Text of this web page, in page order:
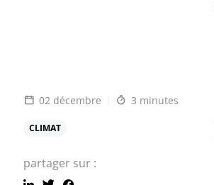
02 décembre 3 minutes
CLIMAT
partager sur :